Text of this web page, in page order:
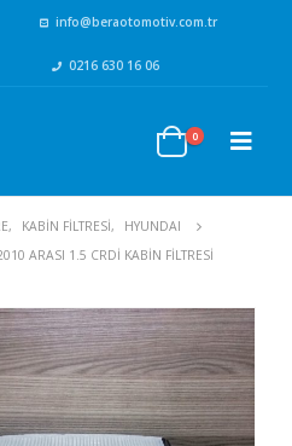
info@beraotomotiv.com.tr
0216 630 16 06
0
, KABİN FİLTRESİ,
HYUNDAI
ARASI 1.5 CRDI KABIN FILTRESI